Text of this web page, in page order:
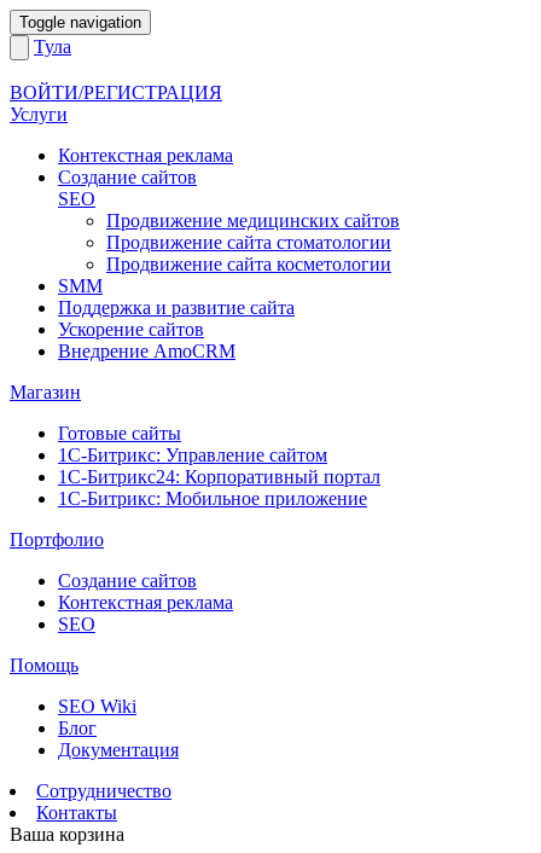
Toggle navigation
Тула
ВОЙТИ/РЕГИСТРАЦИЯ
Услуги
Контекстная реклама
Создание сайтов
SEO
Продвижение медицинских сайтов
Продвижение сайта стоматологии
Продвижение сайта косметологии
SMM
Поддержка и развитие сайта
Ускорение сайтов
Внедрение AmoCRM
Магазин
Готовые сайты
1С-Битрикс: Управление сайтом
1С-Битрикс24: Корпоративный портал
1С-Битрикс: Мобильное приложение
Портфолио
Создание сайтов
Контекстная реклама
SEO
Помощь
SEO Wiki
Блог
Документация
Сотрудничество
Контакты
Ваша корзина